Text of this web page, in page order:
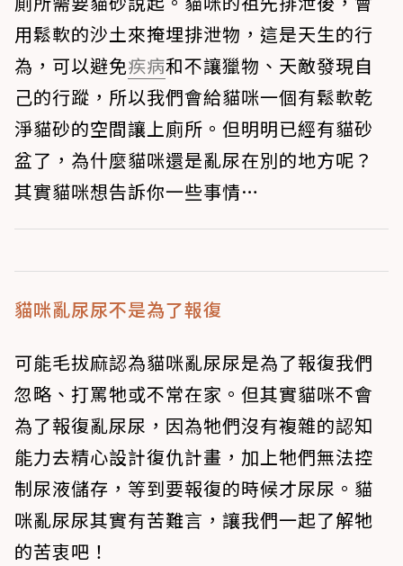
用鬆軟的沙土來掩埋排泄物，這是天生的行
為，可以避免疾病和不讓獵物、天敵發現自
己的行蹤，所以我們會給貓咪一個有鬆軟乾
淨貓砂的空間讓上廁所。但明明已經有貓砂
盆了，為什麼貓咪還是亂尿在別的地方呢？
其實貓咪想告訴你一些事情…
貓咪亂尿尿不是為了報復
可能毛拔麻認為貓咪亂尿尿是為了報復我們
忽略、打罵牠或不常在家。但其實貓咪不會
為了報復亂尿尿，因為牠們沒有複雜的認知
能力去精心設計復仇計畫，加上牠們無法控
制尿液儲存，等到要報復的時候才尿尿。貓
咪亂尿尿其實有苦難言，讓我們一起了解牠
的苦衷吧！